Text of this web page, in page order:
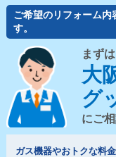
ご希望のリフォーム内
す。
まずは
大
グ
にご
ガス機器やおトクな料